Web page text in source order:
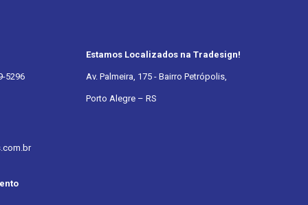
5296
Estamos Localizados na Tradesign!
Av. Palmeira, 175 - Bairro Petrópolis,
Porto Alegre – RS